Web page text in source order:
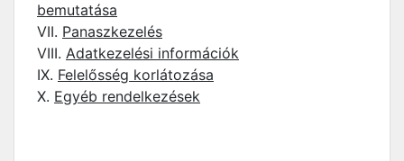
bemutatása
VII. Panaszkezelés
VIII. Adatkezelési információk
IX. Felelősség korlátozása
X. Egyéb rendelkezések